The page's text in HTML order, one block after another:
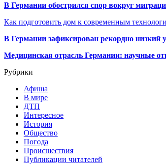
В Германии обострился спор вокруг
Как подготовить дом к современным
В Германии зафиксирован рекордно низкий
Медицинская отрасль Германии: научные
Рубрики
Афиша
В мире
ДТП
Интересное
История
Общество
Погода
Происшествия
Публикации читателей